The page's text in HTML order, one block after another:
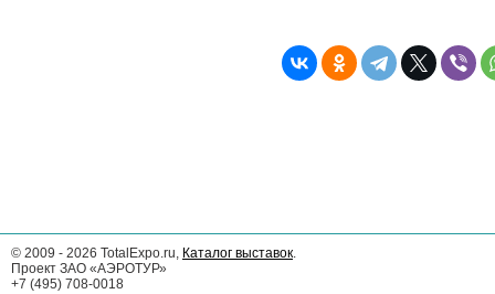
© 2009 - 2026 TotalExpo.ru, Каталог выставок.
Проект ЗАО «АЭРОТУР»
+7 (495) 708-0018